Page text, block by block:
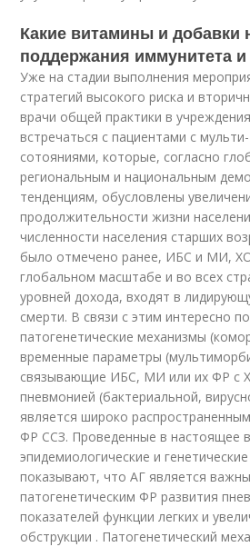
Какие витамины и
поддержания иммунитета
Уже на стадии выполнения
стратегий высокого риска и
врачи общей практики в
встречаться с пациентами с
сотояниями, которые, согласно
региональным и национальным
тенденциям, обусловлены
продолжительности жизни
численности населения старших
было отмечено ранее, ИБС и МИ,
глобальном масштабе и во всех
уровней дохода, входят в
смерти. В связи с этим интересно
патогенетические механизмы
временные параметры
связывающие ИБС, МИ или их ФР с
пневмонией (бактериальной,
является широко
ФР ССЗ. Проведенные в настоящее
эпидемиологические и
показывают, что АГ является
патогенетическим ФР развития
показателей функции легких и
обструкции . Патогенетический